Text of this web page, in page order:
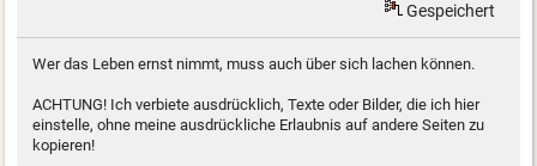
Gespeichert
Wer das Leben ernst nimmt, muss auch über sich lachen können.
ACHTUNG! Ich verbiete ausdrücklich, Texte oder Bilder, die ich hier
einstelle, ohne meine ausdrückliche Erlaubnis auf andere Seiten zu
kopieren!